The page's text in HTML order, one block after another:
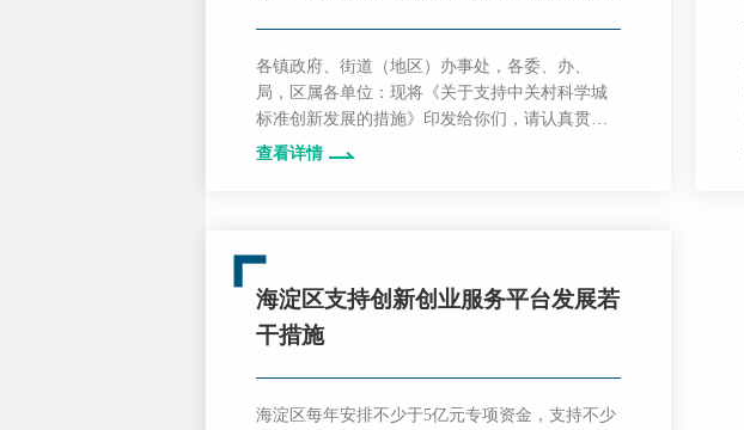
各镇政府、街道（地区）办事处，各委、办、
局，区属各单位：现将《关于支持中关村科学城
标准创新发展的措施》印发给你们，请认真贯彻
执行。《北京市海淀区人民政府印发<关于支持中
查看详情
海淀区支持创新创业服务平台发展若
干措施
海淀区每年安排不少于5亿元专项资金，支持不少